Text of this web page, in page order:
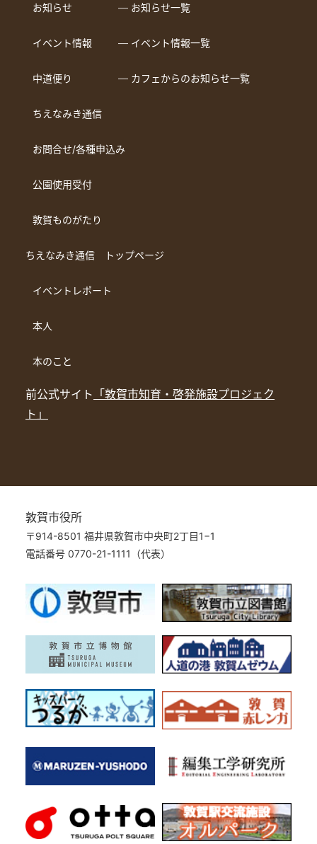
お知らせ ― お知らせ一覧
イベント情報 ― イベント情報一覧
中道便り ― カフェからのお知らせ一覧
ちえなみき通信
お問合せ/各種申込み
公園使用受付
敦賀ものがたり
ちえなみき通信 トップページ
イベントレポート
本人
本のこと
前公式サイト 「敦賀市知育・啓発施設プロジェク
ト」
敦賀市役所
〒914-8501 福井県敦賀市中央町2丁目1−1
電話番号 0770-21-1111（代表）